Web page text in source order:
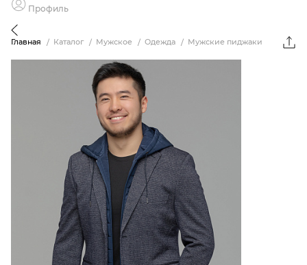
Профиль
Главная Каталог Мужское Одежда Мужские пиджаки